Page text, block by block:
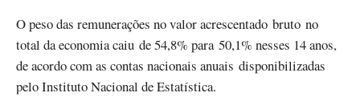
O peso das remunerações no valor acrescentado bruto no
total da economia caiu de 54,8% para 50,1% nesses 14 anos,
de acordo com as contas nacionais anuais disponibilizadas
pelo Instituto Nacional de Estatística.